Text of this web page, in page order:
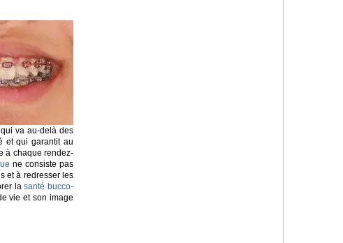
va au-delà des
et qui garantit au
à chaque rendez-
ne consiste pas
et à redresser les
lasanté bucco-
vie et son image